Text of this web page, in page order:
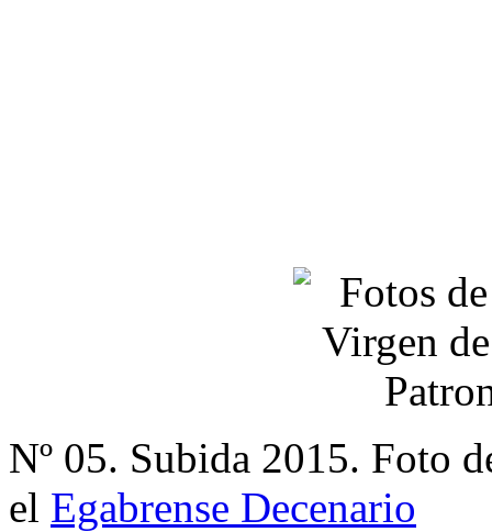
Nº 05. Subida 2015. Foto
el Egabrense Decenario